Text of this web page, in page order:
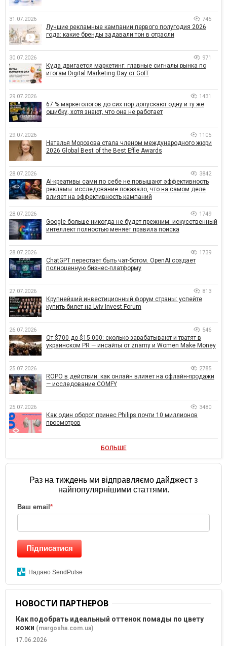
31.07.2026 745
Лучшие рекламные кампании первого полугодия 2026
года: какие бренды задавали тон в отрасли
30.07.2026 971
Куда двигается маркетинг: главные сигналы рынка по
итогам Digital Marketing Day от GoIT
29.07.2026 1431
67 % маркетологов до сих пор допускают одну и ту же
ошибку, хотя знают, что она не работает
29.07.2026 1105
Наталья Морозова стала членом международного жюри
2026 Global Best of the Best Effie Awards
28.07.2026 3842
AI-креативы сами по себе не повышают эффективность
рекламы: исследование показало, что на самом деле
влияет на эффективность кампаний
28.07.2026 1749
Google больше никогда не будет прежним: искусственный
интеллект полностью меняет правила поиска
28.07.2026 1739
ChatGPT перестает быть чат-ботом. OpenAI создает
полноценную бизнес-платформу
27.07.2026 813
Крупнейший инвестиционный форум страны: успейте
купить билет на Lviv Invest Forum
26.07.2026 546
От $700 до $15 000: сколько зарабатывают и тратят в
украинском PR — инсайты от znamy и Women Make Money
25.07.2026 2785
ROPO в действии: как онлайн влияет на офлайн-продажи
— исследование COMFY
25.07.2026 3480
Как один оборот принес Philips почти 10 миллионов
просмотров
БОЛЬШЕ
Раз на тиждень ми відправляємо дайджест з
найпопулярнішими статтями.
Ваш email*
Підписатися
Надано SendPulse
НОВОСТИ ПАРТНЕРОВ
Как подобрать идеальный оттенок помады по цвету
кожи (margosha.com.ua)
17.06.2026